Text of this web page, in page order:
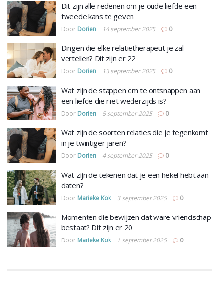
Dit zijn alle redenen om je oude liefde een
tweede kans te geven
Door Dorien 14 september 2025 0
Dingen die elke relatietherapeut je zal
vertellen? Dit zijn er 22
Door Dorien 13 september 2025 0
Wat zijn de stappen om te ontsnappen aan
een liefde die niet wederzijds is?
Door Dorien 5 september 2025 0
Wat zijn de soorten relaties die je tegenkomt
in je twintiger jaren?
Door Dorien 4 september 2025 0
Wat zijn de tekenen dat je een hekel hebt aan
daten?
Door Marieke Kok 3 september 2025 0
Momenten die bewijzen dat ware vriendschap
bestaat? Dit zijn er 20
Door Marieke Kok 1 september 2025 0